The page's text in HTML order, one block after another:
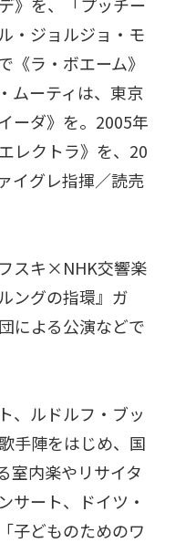
・ジョルジョ・モ
《ラ・ボエーム》
ムーティは、東京
ーダ》を。2005年
レクトラ》を、20
イグレ指揮／読売
スキ×NHK交響楽
ングの指環』ガ
による公演などで
、ルドルフ・ブッ
手陣をはじめ、国
室内楽やリサイタ
サート、ドイツ・
子どものためのワ